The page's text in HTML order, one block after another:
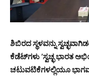
ಶಿಬಿರದ ಸ್ಥಳವನ್ನು
ಕೆಡೆಟ್‌ಗಳು ’ಸ್ವಚ್ಛ ಭಾರತ
ಚಟುವಟಿಕೆಗಳಲ್ಲಿಯೂ